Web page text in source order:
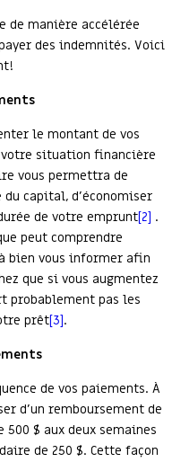
de manière accélérée
des indemnités. Voici
le montant de vos
situation financière
vous permettra de
capital, d’économiser
de votre emprunt[2] .
peut comprendre
bien vous informer afin
que si vous augmentez
probablement pas les
prêt[3].
de vos paiements. À
d’un remboursement de
500 $ aux deux semaines
de 250 $. Cette façon